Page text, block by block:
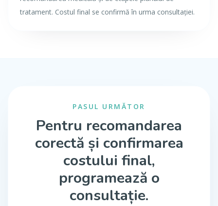
tratament. Costul final se confirmă în urma consultației.
PASUL URMĂTOR
Pentru recomandarea
corectă și confirmarea
costului final,
programează o
consultație.